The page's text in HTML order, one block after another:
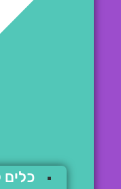
כלים